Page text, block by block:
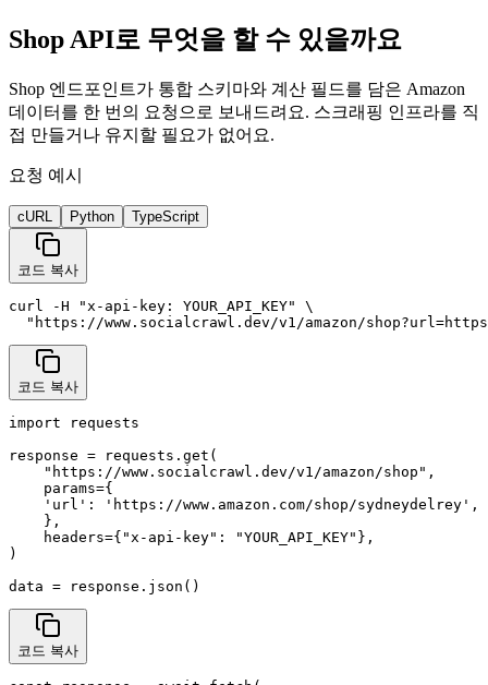
Shop API로 무엇을 할 수 있을까요
Shop 엔드포인트가 통합 스키마와 계산 필드를 담은 Amazon
데이터를 한 번의 요청으로 보내드려요. 스크래핑 인프라를 직
접 만들거나 유지할 필요가 없어요.
요청 예시
cURL Python TypeScript
코드 복사
curl -H "x-api-key: YOUR_API_KEY" \
"https://www.socialcrawl.dev/v1/amazon/
코드 복사
import requests
response = requests.get(
    "https://www.socialcrawl.dev/v1/amazon/shop",
    params={
    'url': 'https://www.amazon.com/shop/sydneydelrey',
    },
    headers={"x-api-key": "YOUR_API_KEY"},
)
data = response.json()
코드 복사